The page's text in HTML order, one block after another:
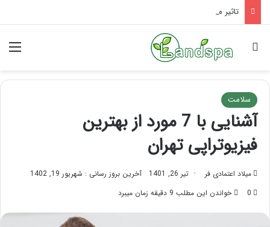
تاثیر ماساژ بر افسردگی؛ با ماساژ درمانی افسردگی را درمان کنید!
جستجو برای
سلامت
آشنایی با 7 مورد از بهترین
فیزیوتراپی تهران
میلاد اعتمادی فر تیر 26, 1401
آخرین بروز رسانی : شهریور 19, 1402
0
خواندن این مطلب 9 دقیقه زمان میبرد